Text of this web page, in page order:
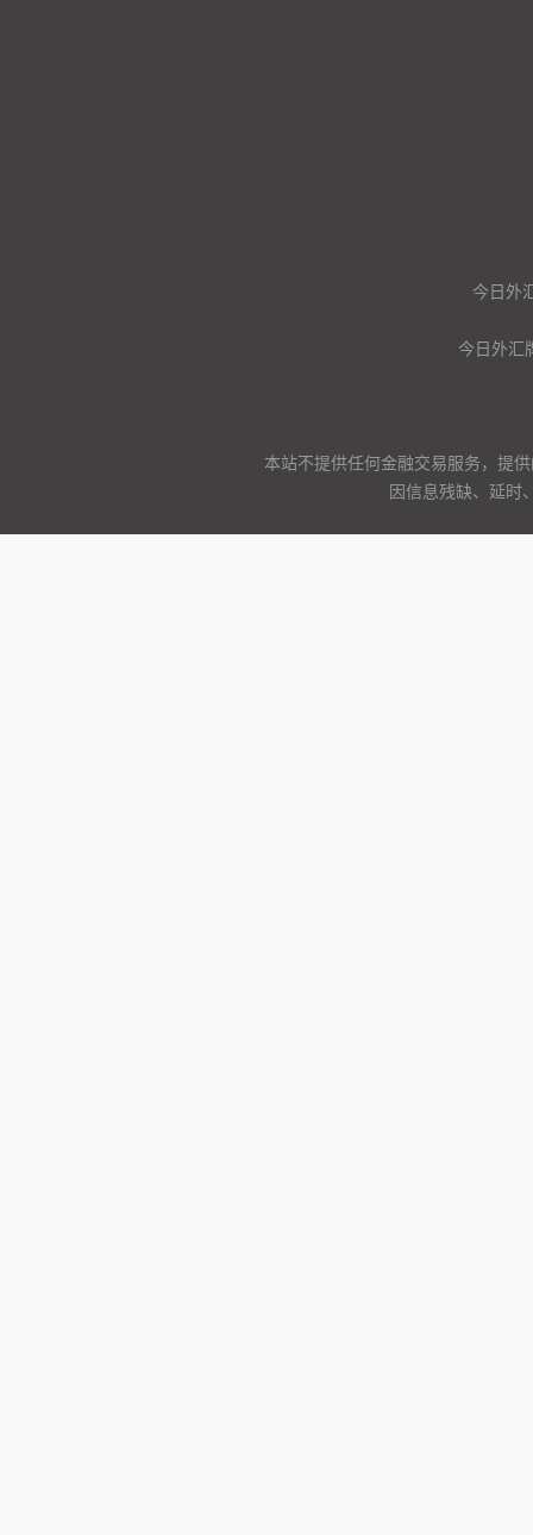
今日外
今日外汇
本站不提供任何金融交易服务，提
因信息残缺、延时